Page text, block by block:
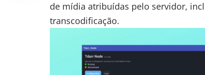
de mídia atribuídas pelo servidor,
transcodificação.